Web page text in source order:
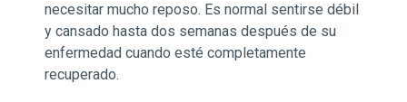
necesitar mucho reposo. Es normal sentirse débil
y cansado hasta dos semanas después de su
enfermedad cuando esté completamente
recuperado.